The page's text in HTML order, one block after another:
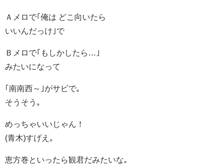
Ａメロで｢俺は どこ向いたら
いいんだっけ｣で
Ｂメロで｢もしかしたら…｣
みたいになって
｢南南西～｣がサビで｡
そうそう｡
めっちゃいいじゃん！
(青木)すげえ｡
恵方巻といったら観君だみたいな｡